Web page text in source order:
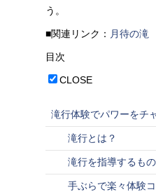
う。
■関連リンク： 月待の滝
目次
CLOSE
滝行体験でパワーをチ
滝行とは？
滝行を指導するも
手ぶらで楽々体験